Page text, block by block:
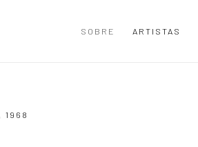
SOBRE ARTISTAS
1968